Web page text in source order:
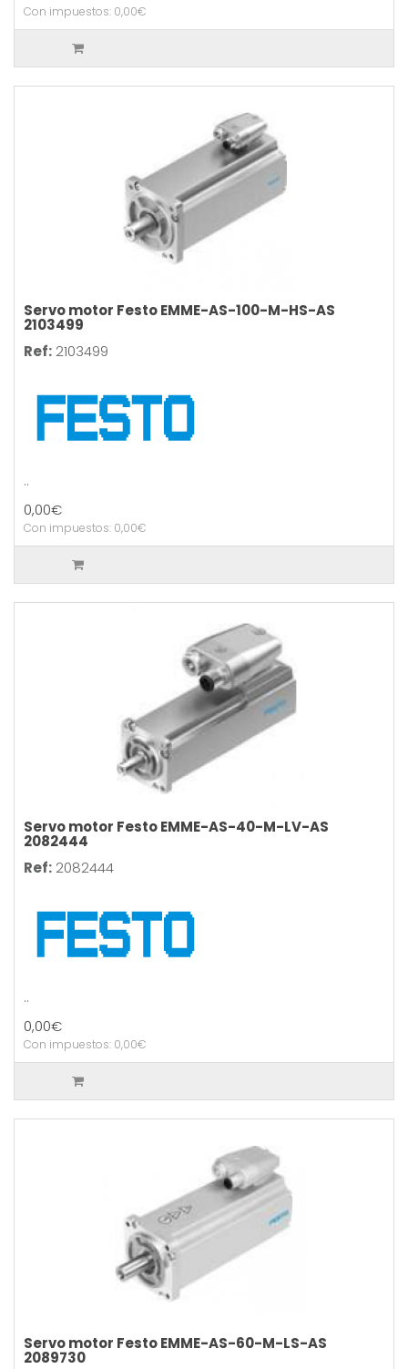
Con impuestos: 0,00€
Servo motor Festo EMME-AS-100-M-HS-AS
2103499
Ref: 2103499
..
0,00€
Con impuestos: 0,00€
Servo motor Festo EMME-AS-40-M-LV-AS
2082444
Ref: 2082444
..
0,00€
Con impuestos: 0,00€
Servo motor Festo EMME-AS-60-M-LS-AS
2089730